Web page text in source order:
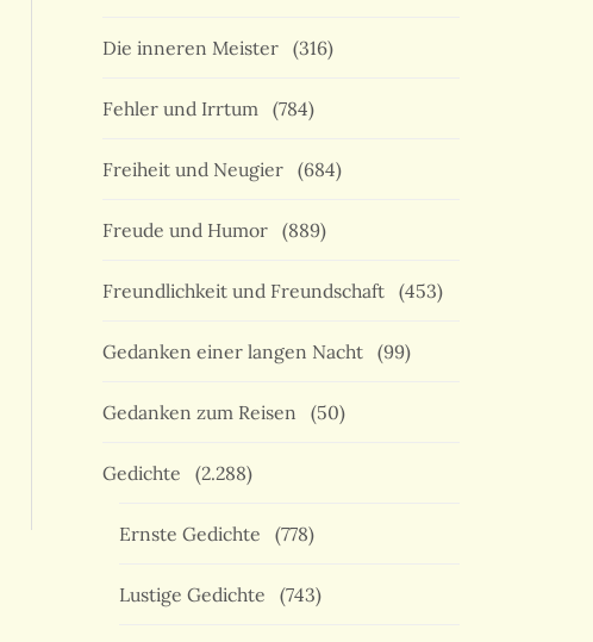
Die inneren Meister (316)
Fehler und Irrtum (784)
Freiheit und Neugier (684)
Freude und Humor (889)
Freundlichkeit und Freundschaft (453)
Gedanken einer langen Nacht (99)
Gedanken zum Reisen (50)
Gedichte (2.288)
Ernste Gedichte (778)
Lustige Gedichte (743)